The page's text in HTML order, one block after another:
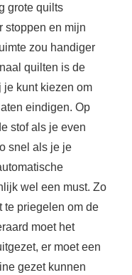
grote quilts
stoppen en mijn
zou handiger
quilten is de
je kunt kiezen om
eindigen. Op
stof als je even
snel als je je
wel een must. Zo
te priegelen om de
moet het
er moet een
gezet kunnen